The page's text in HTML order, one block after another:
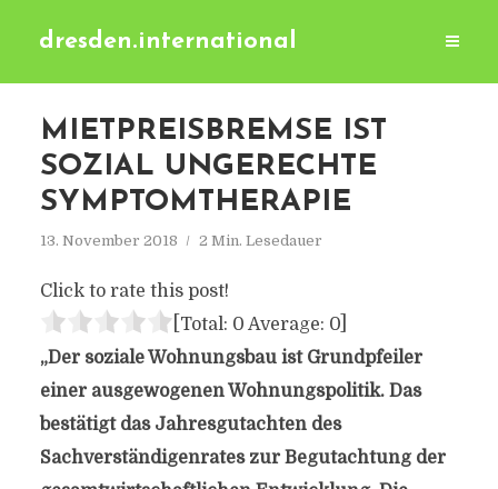
dresden.international
MIETPREISBREMSE IST
SOZIAL UNGERECHTE
SYMPTOMTHERAPIE
13. November 2018 2 Min. Lesedauer
Click to rate this post!
[Total: 0 Average: 0]
„Der soziale Wohnungsbau ist Grundpfeiler
einer ausgewogenen Wohnungspolitik. Das
bestätigt das Jahresgutachten des
Sachverständigenrates zur Begutachtung der